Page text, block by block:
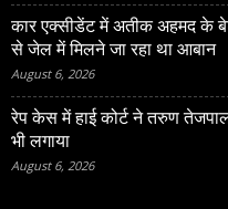
कार एक्सीडेंट में अतीक अहमद के
से जेल में मिलने जा रहा था आबान
August 6, 2026
रेप केस में हाई कोर्ट ने तरुण
भी लगाया
August 6, 2026